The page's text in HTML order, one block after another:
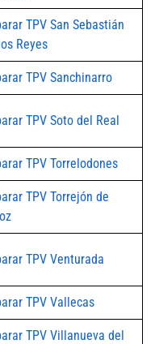
TPV San Sebastián
Reyes
TPV Sanchinarro
TPV Soto del Real
TPV Torrelodones
TPV Torrejón de
TPV Venturada
TPV Vallecas
TPV Villanueva del